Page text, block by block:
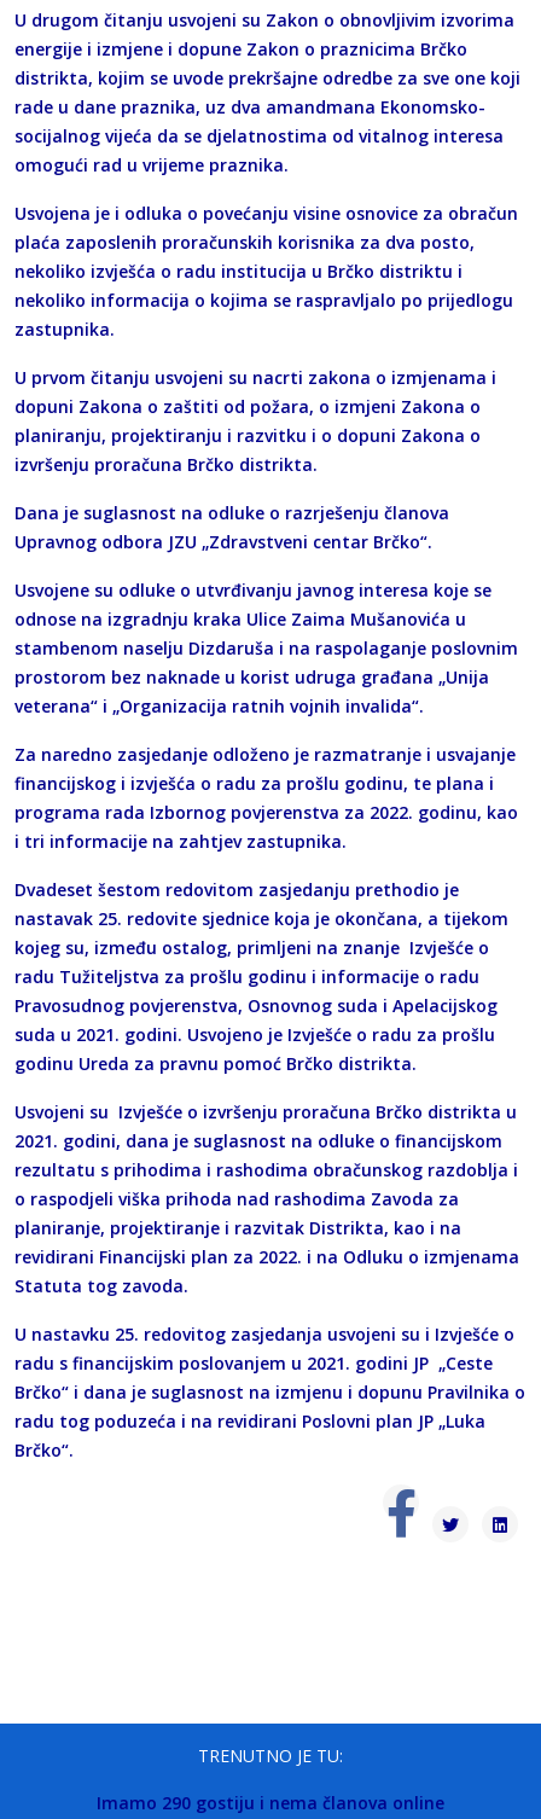
U drugom čitanju usvojeni su Zakon o obnovljivim izvorima
energije i izmjene i dopune Zakon o praznicima Brčko
distrikta, kojim se uvode prekršajne odredbe za sve one koji
rade u dane praznika, uz dva amandmana Ekonomsko-
socijalnog vijeća da se djelatnostima od vitalnog interesa
omogući rad u vrijeme praznika.
Usvojena je i odluka o povećanju visine osnovice za obračun
plaća zaposlenih proračunskih korisnika za dva posto,
nekoliko izvješća o radu institucija u Brčko distriktu i
nekoliko informacija o kojima se raspravljalo po prijedlogu
zastupnika.
U prvom čitanju usvojeni su nacrti zakona o izmjenama i
dopuni Zakona o zaštiti od požara, o izmjeni Zakona o
planiranju, projektiranju i razvitku i o dopuni Zakona o
izvršenju proračuna Brčko distrikta.
Dana je suglasnost na odluke o razrješenju članova
Upravnog odbora JZU „Zdravstveni centar Brčko“.
Usvojene su odluke o utvrđivanju javnog interesa koje se
odnose na izgradnju kraka Ulice Zaima Mušanovića u
stambenom naselju Dizdaruša i na raspolaganje poslovnim
prostorom bez naknade u korist udruga građana „Unija
veterana“ i „Organizacija ratnih vojnih invalida“.
Za naredno zasjedanje odloženo je razmatranje i usvajanje
financijskog i izvješća o radu za prošlu godinu, te plana i
programa rada Izbornog povjerenstva za 2022. godinu, kao
i tri informacije na zahtjev zastupnika.
Dvadeset šestom redovitom zasjedanju prethodio je
nastavak 25. redovite sjednice koja je okončana, a tijekom
kojeg su, između ostalog, primljeni na znanje Izvješće o
radu Tužiteljstva za prošlu godinu i informacije o radu
Pravosudnog povjerenstva, Osnovnog suda i Apelacijskog
suda u 2021. godini. Usvojeno je Izvješće o radu za prošlu
godinu Ureda za pravnu pomoć Brčko distrikta.
Usvojeni su Izvješće o izvršenju proračuna Brčko distrikta u
2021. godini, dana je suglasnost na odluke o financijskom
rezultatu s prihodima i rashodima obračunskog razdoblja i
o raspodjeli viška prihoda nad rashodima Zavoda za
planiranje, projektiranje i razvitak Distrikta, kao i na
revidirani Financijski plan za 2022. i na Odluku o izmjenama
Statuta tog zavoda.
U nastavku 25. redovitog zasjedanja usvojeni su i Izvješće o
radu s financijskim poslovanjem u 2021. godini JP „Ceste
Brčko“ i dana je suglasnost na izmjenu i dopunu Pravilnika o
radu tog poduzeća i na revidirani Poslovni plan JP „Luka
Brčko“.
TRENUTNO JE TU:
Imamo 290 gostiju i nema članova online